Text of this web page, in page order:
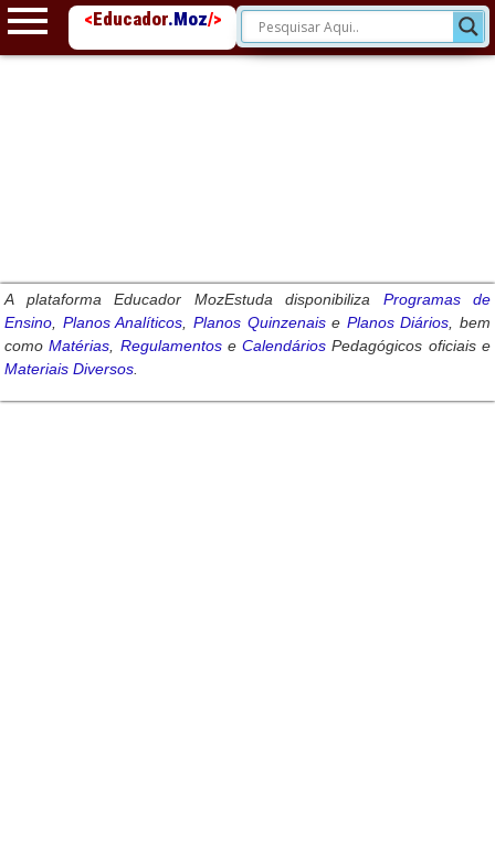
<Educador.Moz/>
A plataforma Educador MozEstuda disponibiliza Programas de
Ensino
Planos Analíticos Planos Quinzenaise Planos Diários
bem
comoMatérias Regulamentos eCalendários Pedagógicos oficiais e
Materiais Diversos